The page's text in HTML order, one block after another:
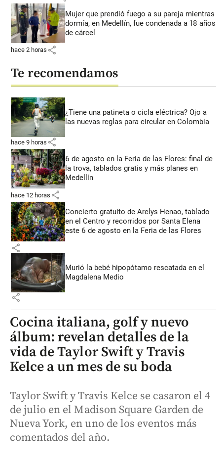
Mujer que prendió fuego a su pareja mientras
dormía, en Medellín, fue condenada a 18 años
de cárcel
hace 2 horas share
Te recomendamos
¿Tiene una patineta o cicla eléctrica? Ojo a
las nuevas reglas para circular en Colombia
hace 9 horas share
6 de agosto en la Feria de las Flores: final de
la trova, tablados gratis y más planes en
Medellín
hace 12 horas share
Concierto gratuito de Arelys Henao, tablado
en el Centro y recorridos por Santa Elena
este 6 de agosto en la Feria de las Flores
share
Murió la bebé hipopótamo rescatada en el
Magdalena Medio
share
Cocina italiana, golf y nuevo
álbum: revelan detalles de la
vida de Taylor Swift y Travis
Kelce a un mes de su boda
Taylor Swift y Travis Kelce se casaron el 4
de julio en el Madison Square Garden de
Nueva York, en uno de los eventos más
comentados del año.